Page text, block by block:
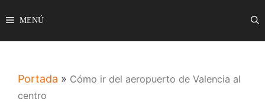
al
contenido
MENÚ
Portada » Cómo ir del aeropuerto de Valencia al
centro